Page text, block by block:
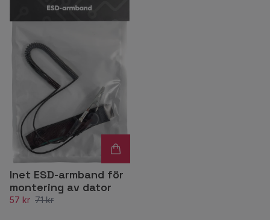
Inet ESD-armband för
montering av dator
57 kr 71 kr